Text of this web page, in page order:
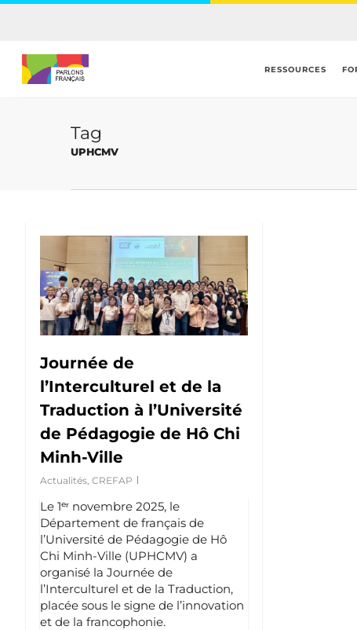
Skip
content
RESSOURCES
Tag
UPHCMV
Journée de
l’Interculturel et de la
Traduction à l’Université
de Pédagogie de Hô Chi
Minh-Ville
Actualités, CREFAP
Le 1ᵉʳ novembre 2025, le
Département de français de
l’Université de Pédagogie de Hô
Chi Minh-Ville (UPHCMV) a
organisé la Journée de
l’Interculturel et de la Traduction,
placée sous le signe de l’innovation
et de la francophonie.